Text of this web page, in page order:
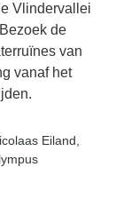
Vlindervallei
de
van
vanaf het
Eiland